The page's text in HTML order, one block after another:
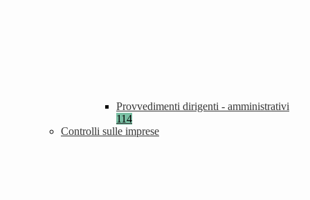
Provvedimenti dirigenti - amministrativi
114
Controlli sulle imprese